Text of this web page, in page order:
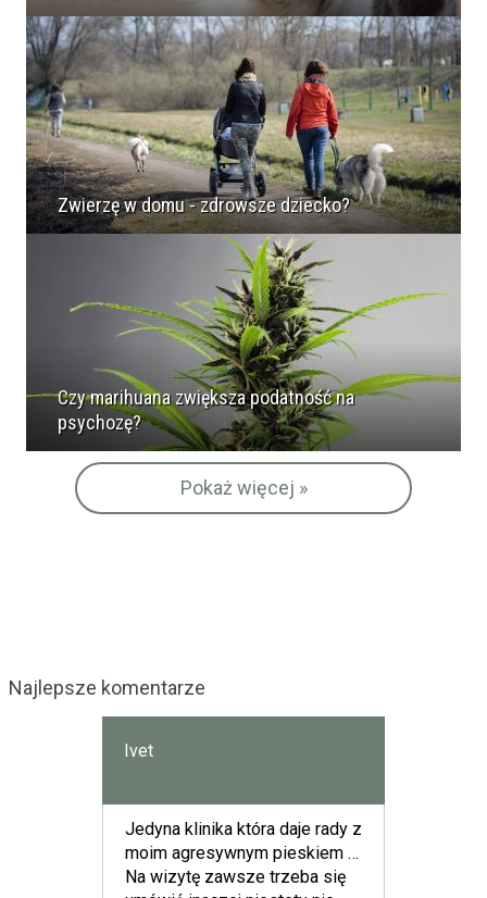
Zwierzę w domu - zdrowsze dziecko?
Czy marihuana zwiększa podatność na
psychozę?
Pokaż więcej »
Najlepsze komentarze
Ivet
Jedyna klinika która daje rady z
moim agresywnym pieskiem …
Na wizytę zawsze trzeba się